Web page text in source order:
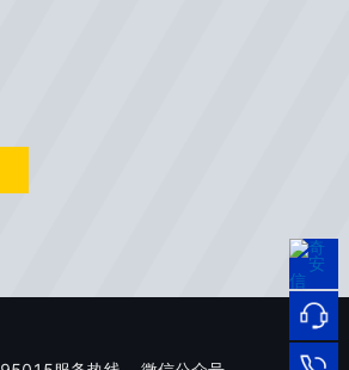
95015
网络
安全
服务
热线
在线